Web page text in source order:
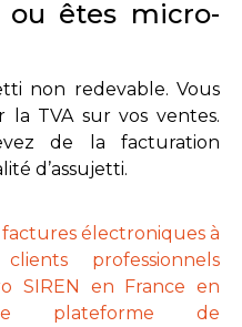
ou êtes micro-
non redevable. Vous
la TVA sur vos ventes.
de la facturation
d’assujetti.
électroniques à
professionnels
SIREN en France en
plateforme de